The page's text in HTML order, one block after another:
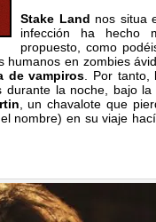
Stake Land nos situa
infección ha hecho
propuesto, como
humanos en zombies
de vampiros . Por
la noche, bajo
, un chavalote que
nombre) en su viaje